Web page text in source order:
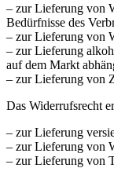
– zur Lieferung von
Bedürfnisse des
– zur Lieferung von
– zur Lieferung
auf dem Markt
– zur Lieferung von
Das Widerrufsrecht
– zur Lieferung
– zur Lieferung von
– zur Lieferung von